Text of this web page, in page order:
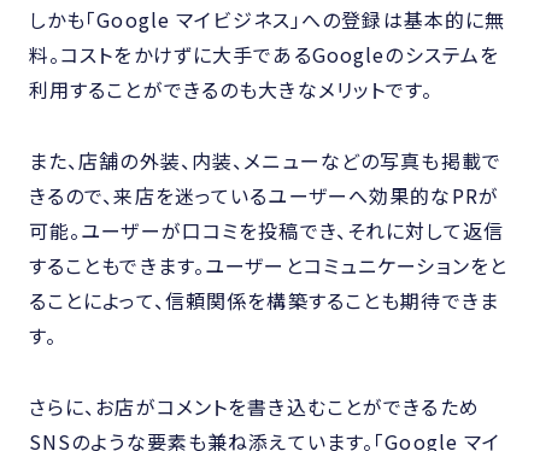
しかも「Google マイビジネス」への登録は基本的に無
料。コストをかけずに大手であるGoogleのシステムを
利用することができるのも大きなメリットです。
また、店舗の外装、内装、メニューなどの写真も掲載で
きるので、来店を迷っているユーザーへ効果的なPRが
可能。ユーザーが口コミを投稿でき、それに対して返信
することもできます。ユーザーとコミュニケーションをと
ることによって、信頼関係を構築することも期待できま
す。
さらに、お店がコメントを書き込むことができるため
SNSのような要素も兼ね添えています。「Google マイ